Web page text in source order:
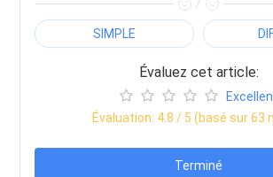
/
SIMPLE
Évaluez cet article:
Évaluation: 4.8 / 5 (basé sur63
Terminé